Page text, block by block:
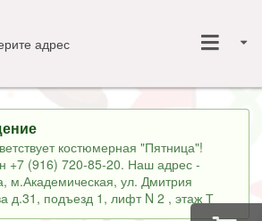
адрес
костюмерная "Пятница"!
+7 (916) 720-85-20. Наш адрес -
м.Академическая, ул. Дмитрия
д.31, подъезд 1, лифт N 2 , этаж Т